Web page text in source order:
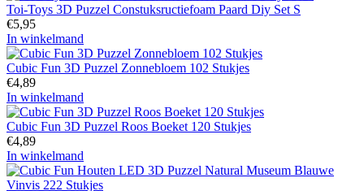
Toi-Toys 3D Puzzel Constuksructiefoam Paard Diy Set S
€5,95
In winkelmand
Cubic Fun 3D Puzzel Zonnebloem 102 Stukjes
€4,89
In winkelmand
Cubic Fun 3D Puzzel Roos Boeket 120 Stukjes
€4,89
In winkelmand